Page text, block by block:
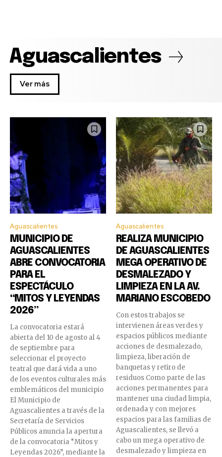
Aguascalientes
Ver más
Aguascalientes
MUNICIPIO DE
AGUASCALIENTES
ABRE CONVOCATORIA
PARA EL
ESPECTÁCULO
“MITOS Y LEYENDAS
2026”
La convocatoria estará
abierta del 10 de agosto al 4
de septiembre para
seleccionar el proyecto
teatral que dará vida a uno
de los eventos culturales más
emblemáticos del municipio
El Municipio de
Aguascalientes a través de la
Secretaría de Servicios
Públicos anuncia la apertura
de la convocatoria “Mitos y
Leyendas 2026”, mediante la
Aguascalientes
REALIZA MUNICIPIO
DE AGUASCALIENTES
MEGA OPERATIVO DE
DESMALEZADO Y
LIMPIEZA EN LA AV.
MARIANO ESCOBEDO
Con estos trabajos se
intervienen áreas verdes y
espacios públicos mediante
acciones de desmalezado,
limpieza, liberación de
banquetas y retiro de
residuos Como parte de las
acciones permanentes para
mantener una ciudad limpia,
ordenada y con mejores
espacios para las familias de
Aguascalientes, se llevó a
cabo un mega operativo de
desmalezado y limpieza en